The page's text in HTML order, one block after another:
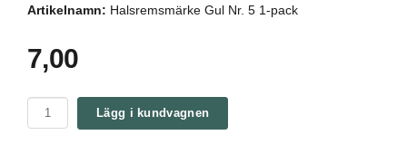
Artikelnamn: Halsremsmärke Gul Nr. 5 1-pack
7,00
Lägg i kundvagnen